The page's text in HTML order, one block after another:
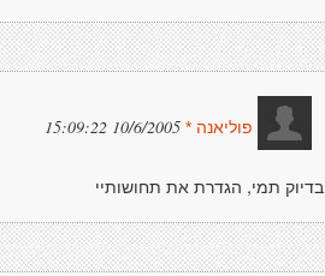
פוליאנה * 10/6/2005 15:09:22
בדיוק תמי, הגדרת את תחושותיי